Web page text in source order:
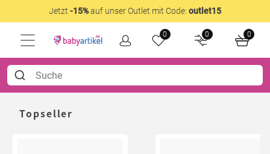
Jetzt -15%auf unser Outlet mit Code: outlet15
0 0 0
Topseller